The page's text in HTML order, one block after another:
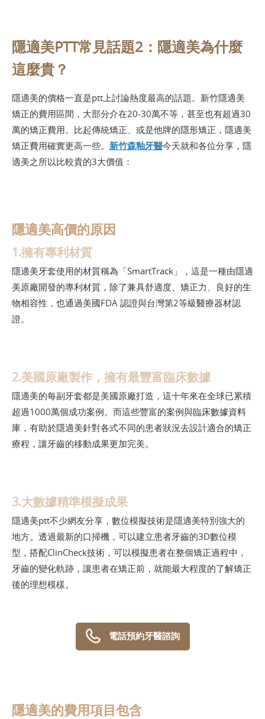
隱適美PTT常見話題2：隱適美為什麼
這麼貴？
隱適美的價格一直是ptt上討論熱度最高的話題。新竹隱適美
矯正的費用區間，大部分介在20-30萬不等，甚至也有超過30
萬的矯正費用。比起傳統矯正、或是他牌的隱形矯正，隱適美
矯正費用確實更高一些。 新竹森釉牙醫今天就和各位分享，隱
適美之所以比較貴的3大價值：
隱適美高價的原因
1.擁有專利材質
隱適美牙套使用的材質稱為「SmartTrack」，這是一種由隱適
美原廠開發的專利材質，除了兼具舒適度、矯正力、良好的生
物相容性，也通過美國FDA 認證與台灣第2等級醫療器材認
證。
2.美國原廠製作，擁有最豐富臨床數據
隱適美的每副牙套都是美國原廠打造，這十年來在全球已累積
超過1000萬個成功案例。而這些豐富的案例與臨床數據資料
庫，有助於隱適美針對各式不同的患者狀況去設計適合的矯正
療程，讓牙齒的移動成果更加完美。
3.大數據精準模擬成果
隱適美ptt不少網友分享，數位模擬技術是隱適美特別強大的
地方。透過最新的口掃機，可以建立患者牙齒的3D數位模
型，搭配ClinCheck技術，可以模擬患者在整個矯正過程中，
牙齒的變化軌跡，讓患者在矯正前，就能最大程度的了解矯正
後的理想模樣。
電話預約牙醫諮詢
隱適美的費用項目包含